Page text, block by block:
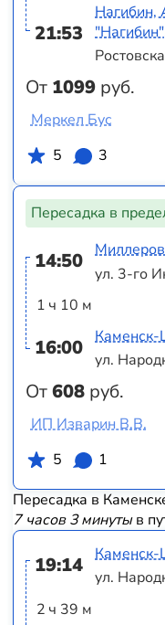
21:53
От 1099 руб.
Нагибин,
Меркел Бус
5
3
Пересадка в
14:50
1 ч 10 м
16:00
От608 руб.
ул. 3-го
Каменск-
ул.
ИП Изварин В.В.
5
1
Пересадка в
7 часов 3 минутыв
19:14
2 ч 39 м
Каменск-
ул.